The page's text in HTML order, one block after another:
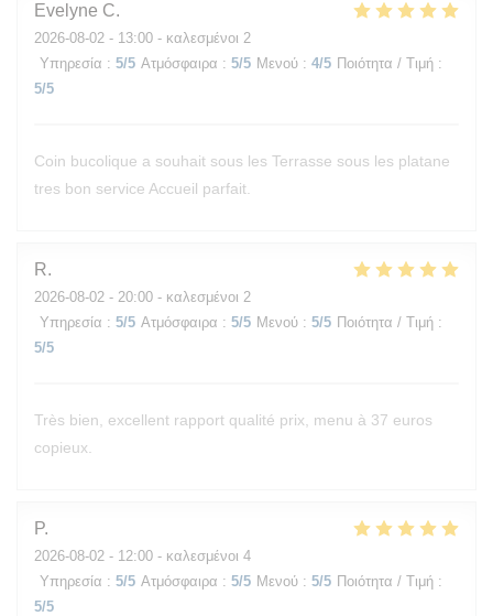
Evelyne C
2026-08-02 - 13:00 - καλεσμένοι 2
Υπηρεσία : 5/5 Ατμόσφαιρα : 5/5 Μενού : 4/5 Ποιότητα / Τιμή :
5/5
Coin bucolique a souhait sous les Terrasse sous les platane
tres bon service Accueil parfait.
R
2026-08-02 - 20:00 - καλεσμένοι 2
Υπηρεσία : 5/5 Ατμόσφαιρα : 5/5 Μενού : 5/5 Ποιότητα / Τιμή :
5/5
Très bien, excellent rapport qualité prix, menu à 37 euros
copieux.
P
2026-08-02 - 12:00 - καλεσμένοι 4
Υπηρεσία : 5/5 Ατμόσφαιρα : 5/5 Μενού : 5/5 Ποιότητα / Τιμή :
5/5